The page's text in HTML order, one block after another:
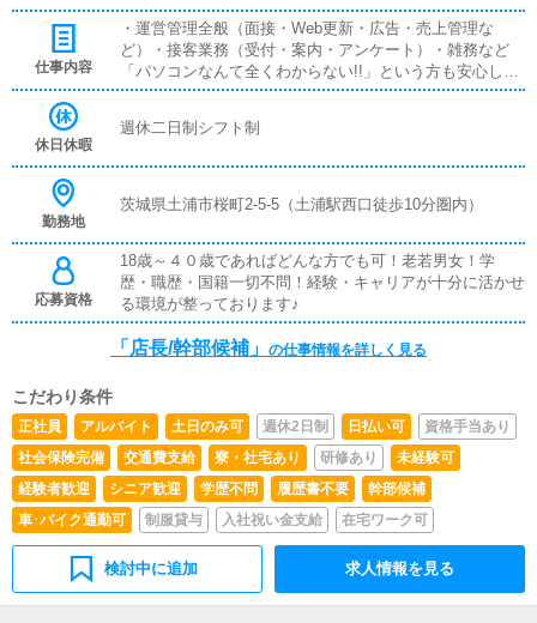
仕事内容
・運営管理全般（面接・Web更新・広告・売上管理な
ど）・接客業務（受付・案内・アンケート）・雑務など
「パソコンなんて全くわからない!!」という方も安心して
ください。働きながら一般企業でも十分通用するIT知識が
休日休暇
週休二日制シフト制
勤務地
茨城県土浦市桜町2-5-5（土浦駅西口徒歩10分圏内）
応募資格
18歳～４０歳であればどんな方でも可！老若男女！学
歴・職歴・国籍一切不問！経験・キャリアが十分に活かせ
る環境が整っております♪
「店長/幹部候補」 の仕事情報を詳しく見る
こだわり条件
正社員 アルバイト 土日のみ可 週休2日制 日払い可
資格手当あり
社会保険完備
交通費支給 寮・社宅あり 研修あり
未経験可
経験者歓迎
シニア歓迎 学歴不問 履歴書不要
幹部候補
車･バイク通勤可
制服貸与 入社祝い金支給 在宅ワーク可
検討中に追加 求人情報を見る